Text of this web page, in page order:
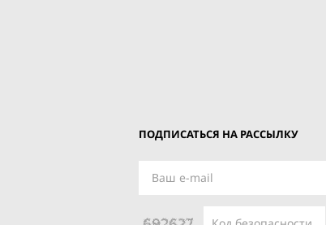
ПОДПИСАТЬСЯ НА РАССЫЛКУ